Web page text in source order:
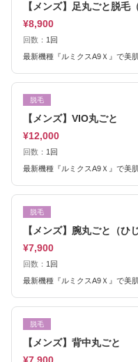
【メンズ】足丸ごと脱
¥8,900
回数： 1回
最新機種『ルミクスA9Ｘ』で美
脱毛
【メンズ】VIO丸ごと
¥12,000
回数： 1回
最新機種『ルミクスA9Ｘ』で美
脱毛
【メンズ】腕丸ごと（
¥7,900
回数： 1回
最新機種『ルミクスA9Ｘ』で美
脱毛
【メンズ】背中丸ごと